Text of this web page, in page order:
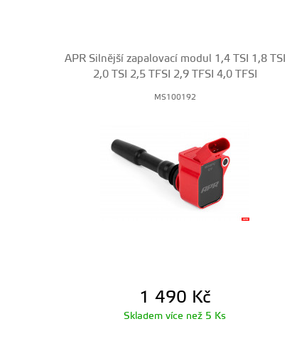
APR Silnější zapalovací modul 1,4 TSI 1,8 TSI
2,0 TSI 2,5 TFSI 2,9 TFSI 4,0 TFSI
MS100192
1 490 Kč
Skladem více než 5 Ks